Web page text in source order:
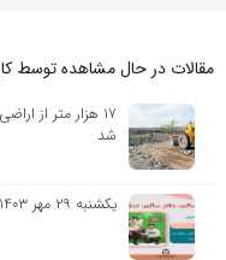
مقالات در حال مشاهده توسط
۱۷ هزار متر از
شد
یکشنبه ۲۹ مهر ۱۴۰۳ با شعار طب ایرانی و سلامت زنان